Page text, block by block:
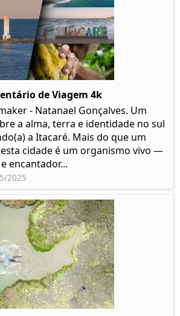
de Viagem 4k
- Natanael Gonçalves. Um
a alma, terra e identidade no sul
a Itacaré. Mais do que um
cidade é um organismo vivo —
encantador...
2025